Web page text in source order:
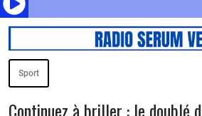
Sport
Continuez à briller : le doublé